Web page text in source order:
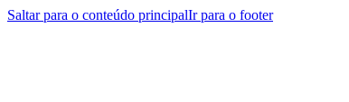
Saltar para o conteúdo principalIr para o footer